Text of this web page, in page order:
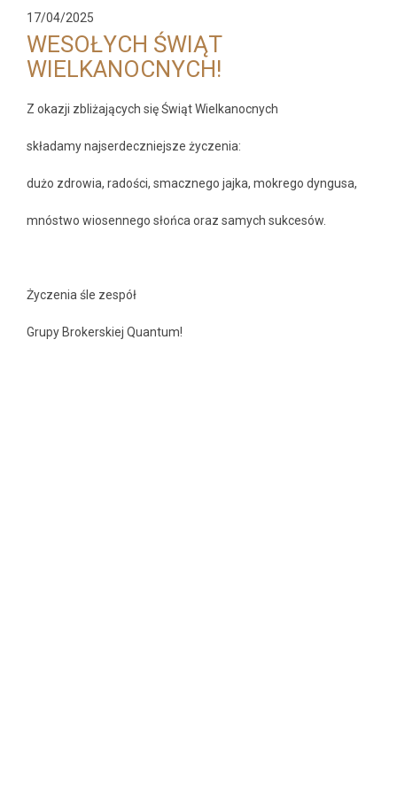
17/04/2025
WESOŁYCH ŚWIĄT
WIELKANOCNYCH!
Z okazji zbliżających się Świąt Wielkanocnych
składamy najserdeczniejsze życzenia:
dużo zdrowia, radości, smacznego jajka, mokrego dyngusa,
mnóstwo wiosennego słońca oraz samych sukcesów.
Życzenia śle zespół
Grupy Brokerskiej Quantum!